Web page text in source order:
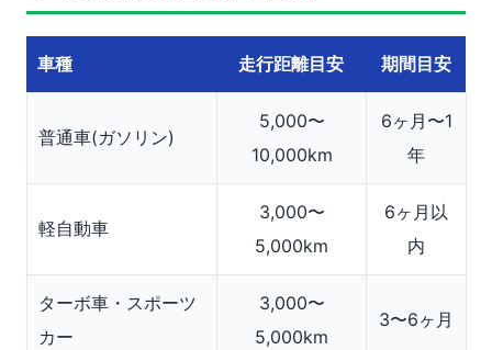
車種 走行距離目安 期間目安
普通車(ガソリン)
5,000〜
10,000km
6ヶ月〜1
年
軽自動車
3,000〜
5,000km
6ヶ月以
内
ターボ車・スポーツ
カー
3,000〜
5,000km
3〜6ヶ月